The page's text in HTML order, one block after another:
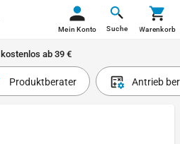
Suche
Mein Konto Warenkorb
kostenlos ab 39 €
Produktberater Antrieb